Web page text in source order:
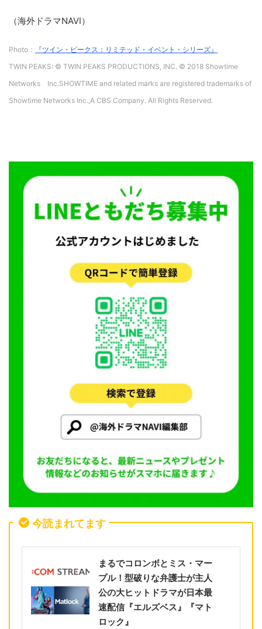
（海外ドラマNAVI）
Photo：
『ツイン・ピークス：リミテッド・イベント・シリーズ』
TWIN PEAKS: © TWIN PEAKS PRODUCTIONS, INC. © 2018 Showtime
Networks Inc.SHOWTIME and related marks are registered trademarks of
Showtime Networks Inc.,A CBS Company. All Rights Reserved.
今読まれてます
まるでコロンボとミス・マー
プル！型破りな弁護士が主人
公の大ヒットドラマが日本最
速配信『エルズベス』『マト
ロック』